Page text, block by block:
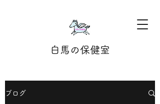
白馬の保健室
ブログ